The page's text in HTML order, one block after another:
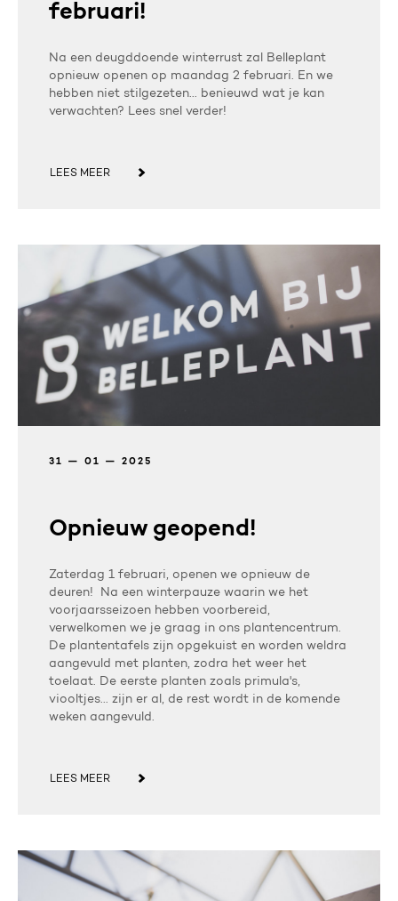
februari!
Na een deugddoende winterrust zal Belleplant
opnieuw openen op maandag 2 februari. En we
hebben niet stilgezeten... benieuwd wat je kan
verwachten? Lees snel verder!
LEES MEER
31 — 01 — 2025
Opnieuw geopend!
Zaterdag 1 februari, openen we opnieuw de
deuren! Na een winterpauze waarin we het
voorjaarsseizoen hebben voorbereid,
verwelkomen we je graag in ons plantencentrum.
De plantentafels zijn opgekuist en worden weldra
aangevuld met planten, zodra het weer het
toelaat. De eerste planten zoals primula's,
viooltjes... zijn er al, de rest wordt in de komende
weken aangevuld.
LEES MEER